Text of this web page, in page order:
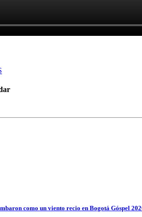
como un viento recio en Bogotá Góspel